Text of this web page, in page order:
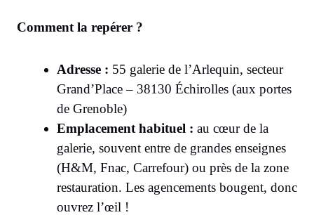
Comment la repérer ?
Adresse : 55 galerie de l’Arlequin, secteur
Grand’Place – 38130 Échirolles (aux portes
de Grenoble)
Emplacement habituel : au cœur de la
galerie, souvent entre de grandes enseignes
(H&M, Fnac, Carrefour) ou près de la zone
restauration. Les agencements bougent, donc
ouvrez l’œil !